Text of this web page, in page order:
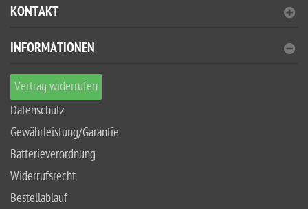
KONTAKT
INFORMATIONEN
Vertrag widerrufen
Datenschutz
Gewährleistung/Garantie
Batterieverordnung
Widerrufsrecht
Bestellablauf